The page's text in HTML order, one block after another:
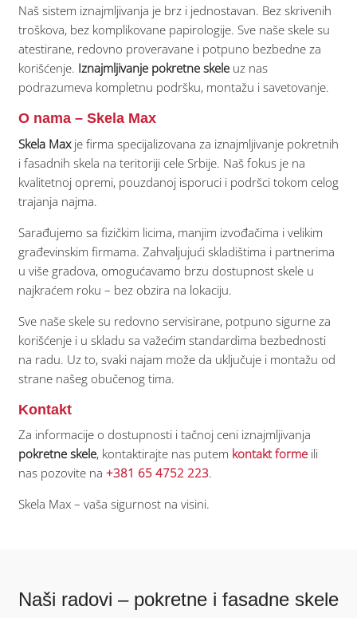
Naš sistem iznajmljivanja je brz i jednostavan. Bez skrivenih
troškova, bez komplikovane papirologije. Sve naše skele su
atestirane, redovno proveravane i potpuno bezbedne za
korišćenje. Iznajmljivanje pokretne skeleuz nas
podrazumeva kompletnu podršku, montažu i savetovanje.
O nama – Skela Max
Skela Maxje firma specijalizovana za iznajmljivanje pokretnih
i fasadnih skela na teritoriji cele Srbije. Naš fokus je na
kvalitetnoj opremi, pouzdanoj isporuci i podršci tokom celog
trajanja najma.
Sarađujemo sa fizičkim licima, manjim izvođačima i velikim
građevinskim firmama. Zahvaljujući skladištima i partnerima
u više gradova, omogućavamo brzu dostupnost skele u
najkraćem roku – bez obzira na lokaciju.
Sve naše skele su redovno servisirane, potpuno sigurne za
korišćenje i u skladu sa važećim standardima bezbednosti
na radu. Uz to, svaki najam može da uključuje i montažu od
strane našeg obučenog tima.
Kontakt
Za informacije o dostupnosti i tačnoj ceni iznajmljivanja
pokretne skele, kontaktirajte nas putem kontakt formeili
nas pozovite na +381 65 4752 223.
Skela Max – vaša sigurnost na visini.
Naši radovi – pokretne i fasadne skele